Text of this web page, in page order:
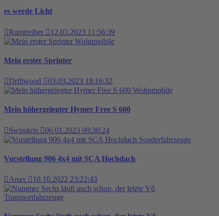
es werde Licht
Rumtreiber
12.03.2023 11:56:39
Wohnmobile
Mein erster Sprinter
Driftwood
03.03.2023 18:16:32
Wohnmobile
Mein höhergelegter Hymer Free S 600
Swisskris
06.01.2023 09:30:24
Sonderfahrzeuge
Vorstellung 906 4x4 mit SCA Hochdach
Anax 10.10.2022 23:22:43
Transportfahrzeuge